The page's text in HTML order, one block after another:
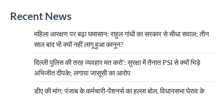
Recent News
महिला आरक्षण पर बढ़ा घमासान: राहुल गांधी का सरकार से सीधा सवाल; तीन
साल बाद भी क्यों नहीं लागू हुआ कानून?
दिल्ली पुलिस की तरह व्यवहार मत करो’: सुरक्षा में तैनात PSI से क्यों भिड़े
अभिजीत दीपके; लगाया जासूसी का आरोप
डीए की मांग: पंजाब के कर्मचारी-पेंशनर्स का हल्ला बोल, विधानसभा घेराव के